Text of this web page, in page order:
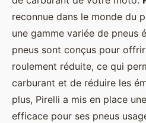
reconnue dans le monde du
une gamme variée de pneus
pneus sont conçus pour
roulement réduite, ce qui
carburant et de réduire les
plus, Pirelli a mis en place
efficace pour ses pneus